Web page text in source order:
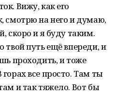
Вижу, как его
смотрю на него и думаю,
скоро и я буду таким.
путь ещё впереди, и
проходить, и тоже
все просто. Там ты
и так тяжело. Вот бы